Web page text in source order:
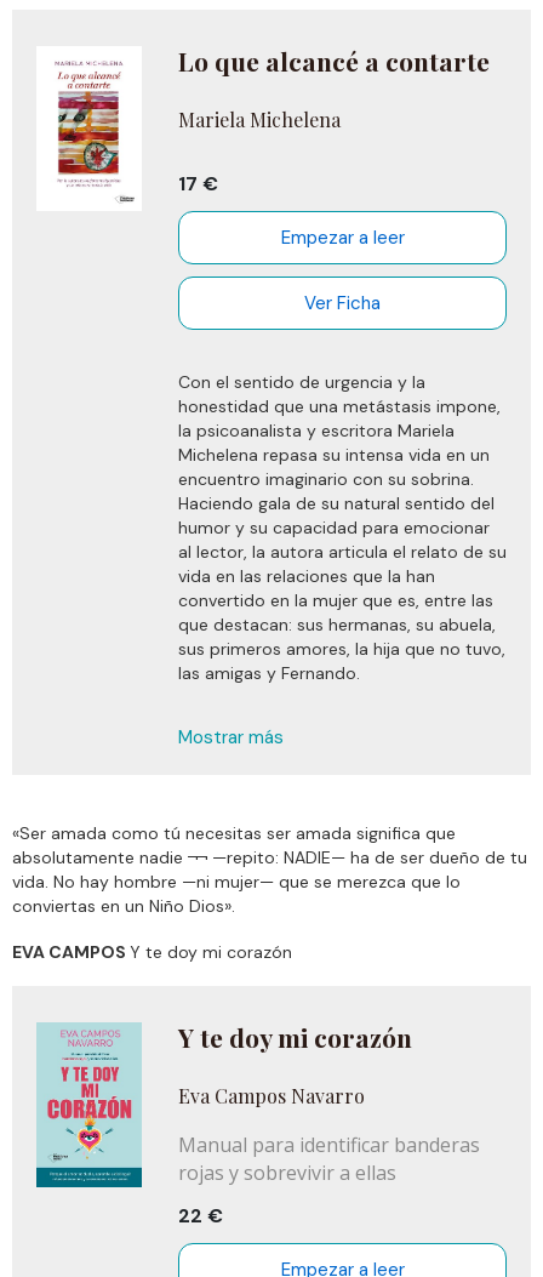
¿quién, sino las mujeres, que llevamos
atributos de esta esencia, podría liderar
la creación de esta nueva realidad? A
lenguaje claro y directo, este libro
desnuda una necesidad real de nuestro
tiempo y nos propone soluciones para
cocrear una sociedad más equitativa y
humanizada.
Lo que alcancé a contarte
Mariela Michelena
17 €
Empezar a leer
Ver Ficha
Con el sentido de urgencia y la
honestidad que una metástasis impone,
la psicoanalista y escritora Mariela
Michelena repasa su intensa vida en un
encuentro imaginario con su sobrina.
Haciendo gala de su natural sentido del
humor y su capacidad para emocionar
al lector, la autora articula el relato de su
vida en las relaciones que la han
convertido en la mujer que es, entre las
que destacan: sus hermanas, su abuela,
sus primeros amores, la hija que no tuvo,
las amigas y Fernando.
haremos todos es mucho más
historias que aún no se había atrevido a
compartir. Cumple así con la promesa
de contarle su vida y, de paso,
reconocer a ese libro bastardo que
tiempo atrás. Y decide contarlo porque,
aprender a vivir sin palabras.
Mostrar más
«Ser amada como tú necesitas ser amada significa que
absolutamente nadie ¬¬ —repito: NADIE— ha de ser dueño de tu
vida. No hay hombre —ni mujer— que se merezca que lo
conviertas en un Niño Dios».
EVA CAMPOS Y te doy mi corazón
Y te doy mi corazón
Eva Campos Navarro
Manual para identificar banderas
rojas y sobrevivir a ellas
22 €
Empezar a leer